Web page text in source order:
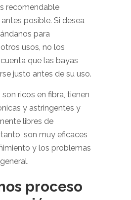
recomendable
posible. Si desea
para
usos, no los
que las bayas
justo antes de su uso.
ricos en fibra, tienen
y astringentes y
libres de
son muy eficaces
y los problemas
proceso